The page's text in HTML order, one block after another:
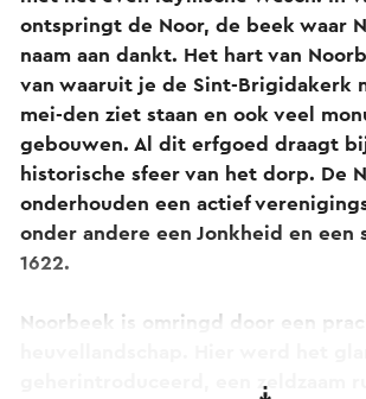
ontspringt de Noor, de beek waar
naam aan dankt. Het hart van
van waaruit je de Sint-Brigidakerk
mei-den ziet staan en ook veel
gebouwen. Al dit erfgoed draagt
historische sfeer van het dorp. De
onderhouden een actief
onder andere een Jonkheid en
1622.
Noorbeek is omringd door een
geherintroduceerd, een zeldzaam